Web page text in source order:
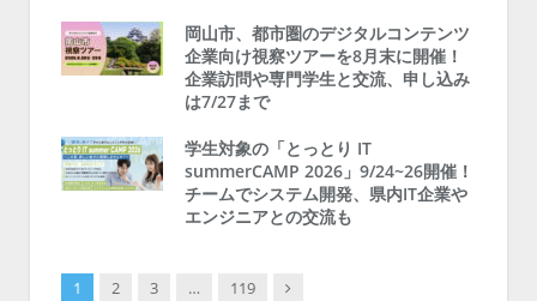
岡山市、都市圏のデジタルコンテンツ
企業向け視察ツアーを8月末に開催！
企業訪問や専門学生と交流、申し込み
は7/27まで
学生対象の「とっとり IT
summerCAMP 2026」9/24~26開催！
チームでシステム開発、県内IT企業や
エンジニアとの交流も
1 2 3 … 119 Next